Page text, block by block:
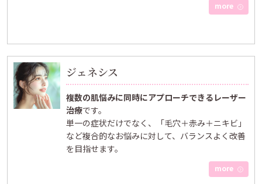
more
ジェネシス
複数の肌悩みに同時にアプローチできるレーザー
治療です。
単一の症状だけでなく、「毛穴＋赤み＋ニキビ」
など複合的なお悩みに対して、バランスよく改善
を目指せます。
more